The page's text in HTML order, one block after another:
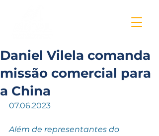
Daniel Vilela comanda
missão comercial para
a China
07.06.2023
Além de representantes do